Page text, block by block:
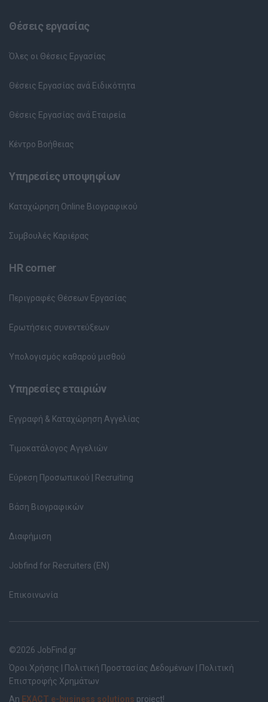
Θέσεις εργασίας
Όλες οι Θέσεις Εργασίας
Θέσεις Εργασίας ανά Ειδικότητα
Θέσεις Εργασίας ανά Εταιρεία
Κέντρο Βοήθειας
Υπηρεσίες υποψηφίων
Καταχώρηση Online Βιογραφικού
Συμβουλές Καριέρας
HR corner
Περιγραφές Θέσεων Εργασίας
Ερωτήσεις συνεντεύξεων
Υπολογισμός καθαρού μισθού
Υπηρεσίες εταιριών
Εγγραφή & Καταχώρηση Αγγελίας
Τιμοκατάλογος Αγγελιών
Εύρεση Προσωπικού | Recruiting
Βάση Βιογραφικών
Διαφήμιση
Jobfind for Recruiters (EN)
Επικοινωνία
©2026 JobFind.gr
Όροι Χρήσης
Πολιτική Προστασίας Δεδομένων
Πολιτική
Επιστροφής Χρημάτων
An EXACT e-business solutions project!